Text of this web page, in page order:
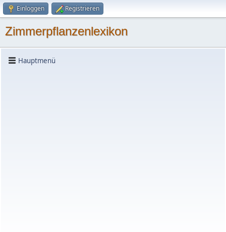
Einloggen Registrieren
Zimmerpflanzenlexikon
Hauptmenü